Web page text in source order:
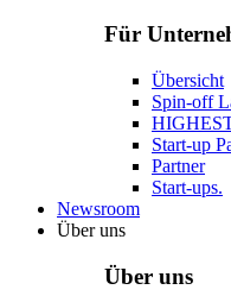
Für
Übersicht
Spin-off
Start-up
Partner
Start-ups.
Newsroom
Über uns
Über uns